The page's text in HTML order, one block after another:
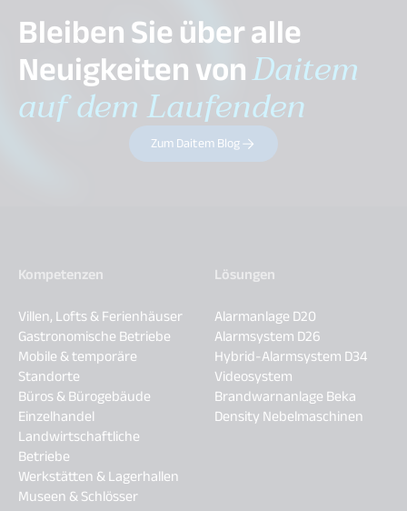
Bleiben Sie über alle
Neuigkeiten vonDaitem
auf dem Laufenden
Zum Daitem Blog
Kompetenzen
Villen, Lofts & Ferienhäuser
Gastronomische Betriebe
Mobile & temporäre
Standorte
Büros & Bürogebäude
Einzelhandel
Landwirtschaftliche
Betriebe
Werkstätten & Lagerhallen
Museen & Schlösser
Lösungen
Alarmanlage D20
Alarmsystem D26
Hybrid-Alarmsystem D34
Videosystem
Brandwarnanlage Beka
Density Nebelmaschinen